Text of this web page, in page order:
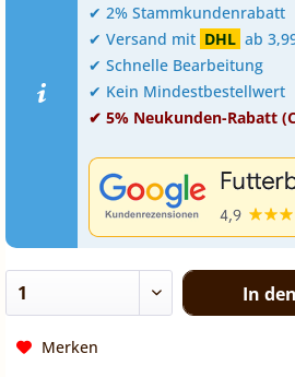
✔ 2% Stammkundenrabatt
✔ Versand mit DHL ab
✔ Schnelle Bearbeitung
✔ Kein Mindestbestellwert
✔ 5% Neukunden-Rabatt
In den
Merken